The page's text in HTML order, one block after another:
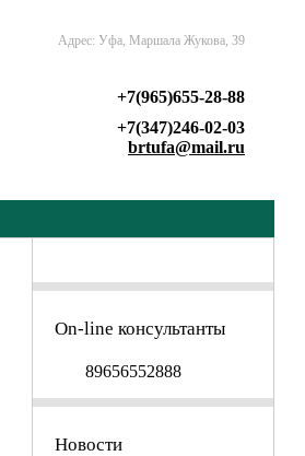
Адрес: Уфа, Маршала Жукова, 39
+7(965)655-28-88
+7(347)246-02-03
brtufa@mail.ru
On-line консультанты
89656552888
Новости